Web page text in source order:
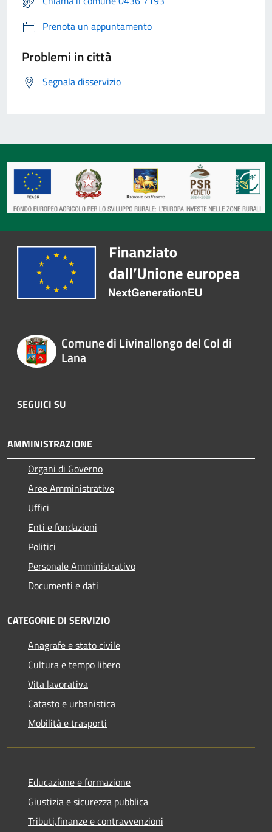
Prenota un appuntamento
Problemi in città
Segnala disservizio
Comune di Livinallongo del Col di
Lana
SEGUICI SU
AMMINISTRAZIONE
Organi di Governo
Aree Amministrative
Uffici
Enti e fondazioni
Politici
Personale Amministrativo
Documenti e dati
CATEGORIE DI SERVIZIO
Anagrafe e stato civile
Cultura e tempo libero
Vita lavorativa
Catasto e urbanistica
Mobilità e trasporti
Educazione e formazione
Giustizia e sicurezza pubblica
Tributi,finanze e contravvenzioni